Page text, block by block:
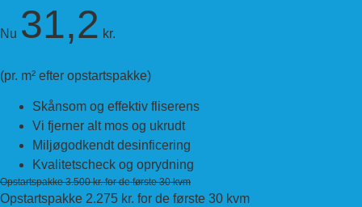
Nu 31,2 kr.
(pr. m² efter opstartspakke)
Skånsom og effektiv fliserens
Vi fjerner alt mos og ukrudt
Miljøgodkendt desinficering
Kvalitetscheck og oprydning
Opstartspakke 3.500 kr. for de første 30 kvm
Opstartspakke 2.275 kr. for de første 30 kvm